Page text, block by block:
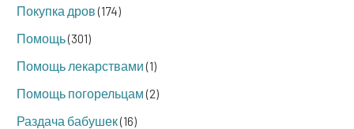
Покупка дров(174)
Помощь(301)
Помощь лекарствами(1)
Помощь погорельцам(2)
Раздача бабушек(16)